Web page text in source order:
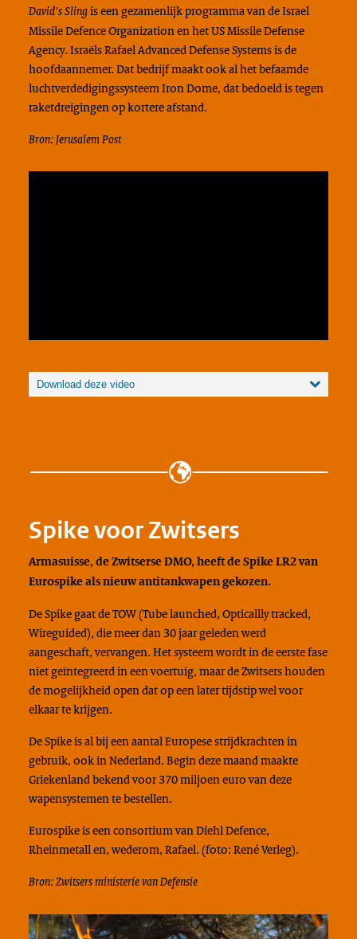
David's Slingis een gezamenlijk programma van deIsrael
Missile Defence Organization en hetUS Missile Defense
Agency. IsraëlsRafael Advanced Defense Systemsis de
hoofdaannemer. Dat bedrijf maakt ook al het befaamde
luchtverdedigingssysteem Iron Dome, dat bedoeld is tegen
raketdreigingen op kortere afstand.
Bron: Jerusalem Post
Download deze video
Spike voor Zwitsers
Armasuisse, de Zwitserse DMO, heeft de Spike LR2 van
Eurospike als nieuw antitankwapen gekozen.
De Spike gaat de TOW (Tube launched, Opticallly tracked,
Wireguided), die meer dan 30 jaar geleden werd
aangeschaft, vervangen. Het systeem wordt in de eerste fase
niet geïntegreerd in een voertuig, maar de Zwitsers houden
de mogelijkheid open dat op een later tijdstip wel voor
elkaar te krijgen.
De Spike is al bij een aantal Europese strijdkrachten in
gebruik, ook in Nederland. Begin deze maand maakte
Griekenland bekend voor 370 miljoen euro van deze
wapensystemen te bestellen.
Eurospike is een consortium van Diehl Defence,
Rheinmetall en, wederom, Rafael. (foto: René Verleg).
Bron: Zwitsers ministerie van Defensie